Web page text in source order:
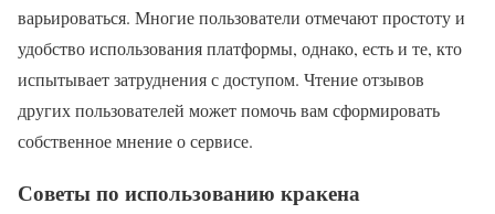
варьироваться. Многие пользователи отмечают простоту и
удобство использования платформы, однако, есть и те, кто
испытывает затруднения с доступом. Чтение отзывов
других пользователей может помочь вам сформировать
собственное мнение о сервисе.
Советы по использованию кракена